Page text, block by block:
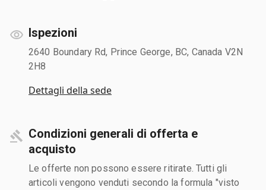
Ispezioni
2640 Boundary Rd, Prince George, BC, Canada V2N
2H8
Dettagli della sede
Condizioni generali di offerta e
acquisto
Le offerte non possono essere ritirate. Tutti gli
articoli vengono venduti secondo la formula "visto